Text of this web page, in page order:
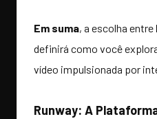
Em suma, a escolha entre
definirá como você
vídeo impulsionada por
Runway: A